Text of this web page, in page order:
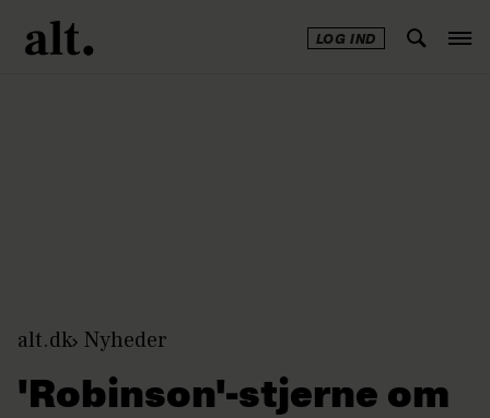
LOG IND
alt.dk Nyheder
'Robinson'-stjerne om